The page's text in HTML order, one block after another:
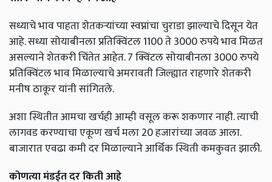
सध्याचे भाव पाहता शेतकऱ्यांच्या स्वप्नांचा चुराडा झाल्याचे दिसून येत
आहे. सध्या सोयाबीनला प्रतिक्विंटल 1100 ते 3000 रुपये भाव मिळत
असल्याने शेतकरी चिंतेत आहेत. 7 क्विंटल सोयाबीनला 3000 रुपये
प्रतिक्विंटल भाव मिळाल्याचे अमरावती जिल्ह्यात राहणारे शेतकरी
मनीष ठाकूर यांनी सांगितले.
अशा स्थितीत आमचा खर्चही आम्ही वसूल करू शकणार नाही. त्याची
लागवड करण्याचा एकूण खर्च मला 20 हजारांच्या जवळ आला.
बाजारात एवढा कमी दर मिळाल्याने आर्थिक स्थिती कमकुवत झाली.
कोणत्या मंडईत दर किती आहे